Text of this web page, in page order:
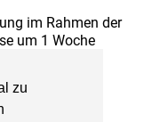
zu
im Rahmen der
um 1 Woche